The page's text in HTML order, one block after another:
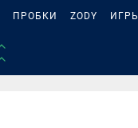
ПРОБКИ ZODY ИГРЫ